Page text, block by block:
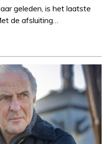
geleden, is het laatste
de afsluiting…